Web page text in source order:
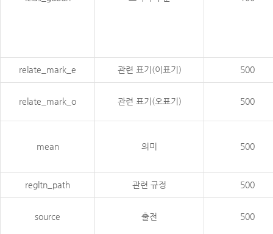
relate_mark_e 관련 표기(이표기) 500
relate_mark_o 관련 표기(오표기) 500
mean 의미 500
regltn_path 관련 규정 500
source 출전 500